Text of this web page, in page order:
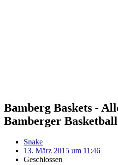
Bamberg Baskets -
Bamberger Basketball
Snake
13. März 2015 um 11:46
Geschlossen